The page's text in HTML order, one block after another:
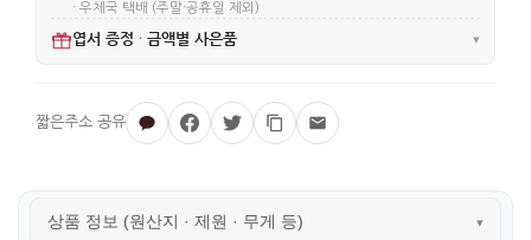
· 우체국 택배 (주말·공휴일 제외)
엽서 증정 · 금액별 사은품 ▾
상품 정보 (원산지 · 제원 · 무게 등) ▾